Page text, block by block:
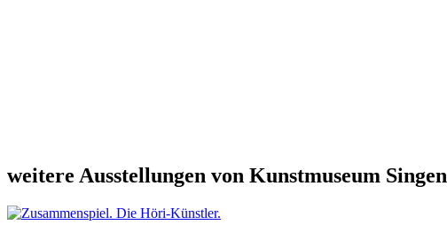
weitere Ausstellungen von Kunstmuseum Singen